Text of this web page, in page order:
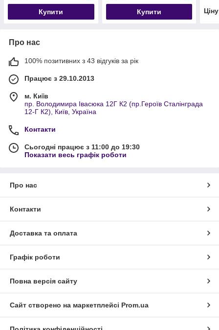
Купити Купити
Про нас
100% позитивних з 43 відгуків за рік
Працює з 29.10.2013
м. Київ
пр. Володимира Івасюка 12Г К2 (пр.Героїв Сталінграда
12-Г К2), Київ, Україна
Контакти
Сьогодні працює з 11:00 до 19:30
Показати весь графік роботи
Про нас
Контакти
Доставка та оплата
Графік роботи
Повна версія сайту
Сайт створено на маркетплейсі Prom.ua